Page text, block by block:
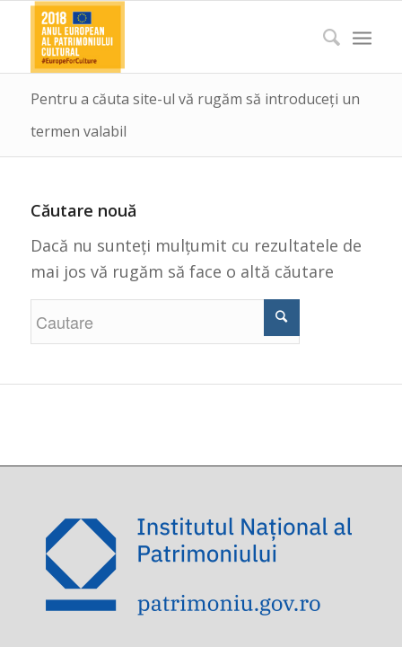
Pentru a căuta site-ul vă rugăm să introduceți un
termen valabil
Căutare nouă
Dacă nu sunteți mulțumit cu rezultatele de
mai jos vă rugăm să face o altă căutare